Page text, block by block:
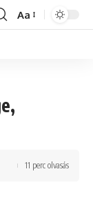
Font
Aa
11 perc olvasás